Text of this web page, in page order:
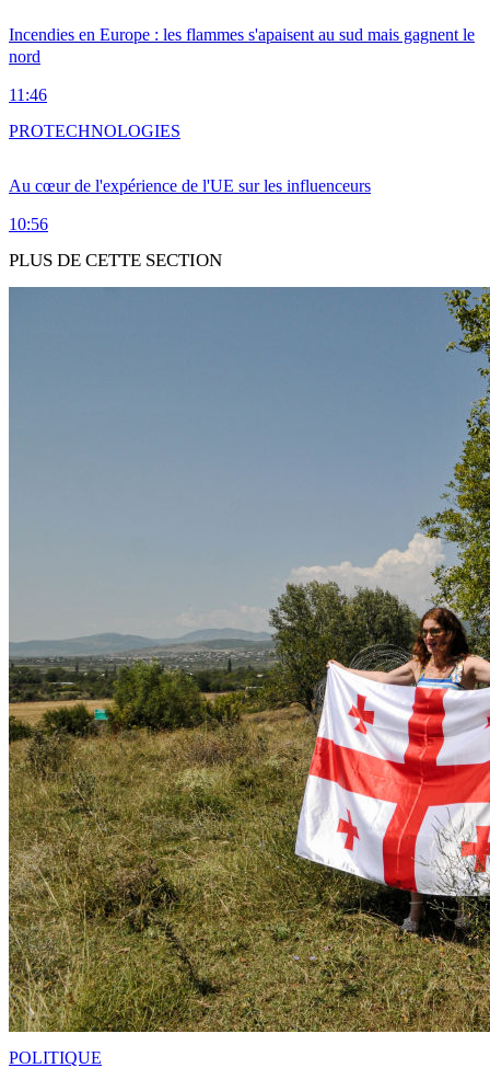
Incendies en Europe : les flammes s'apaisent au sud mais gagnent le
nord
11:46
Au cœur de l'expérience de l'UE sur les influenceurs
10:56
PROTECHNOLOGIES
PLUS DE CETTE SECTION
POLITIQUE